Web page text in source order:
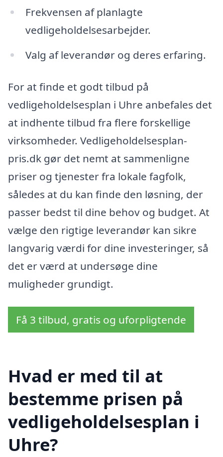
Frekvensen af planlagte
vedligeholdelsesarbejder.
Valg af leverandør og deres erfaring.
For at finde et godt tilbud på
vedligeholdelsesplan i Uhre anbefales det
at indhente tilbud fra flere forskellige
virksomheder. Vedligeholdelsesplan-
pris.dk gør det nemt at sammenligne
priser og tjenester fra lokale fagfolk,
således at du kan finde den løsning, der
passer bedst til dine behov og budget. At
vælge den rigtige leverandør kan sikre
langvarig værdi for dine investeringer, så
det er værd at undersøge dine
muligheder grundigt.
Få 3 tilbud, gratis og uforpligtende
Hvad er med til at
bestemme prisen på
vedligeholdelsesplan i
Uhre?